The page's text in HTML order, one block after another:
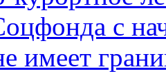
с
имеет